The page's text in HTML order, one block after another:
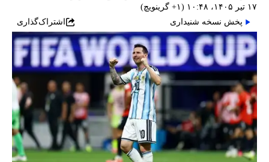
۱۷ تیر ۱۴۰۵، ۱۰:۴۸ (‎+۱ گرینویچ)
پخش نسخه شنیداری
اشتراک‌گذاری